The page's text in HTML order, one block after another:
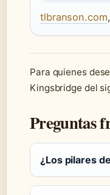
tlbranson.com,
Para quienes
Kingsbridge del
Preguntas
¿Los pilares